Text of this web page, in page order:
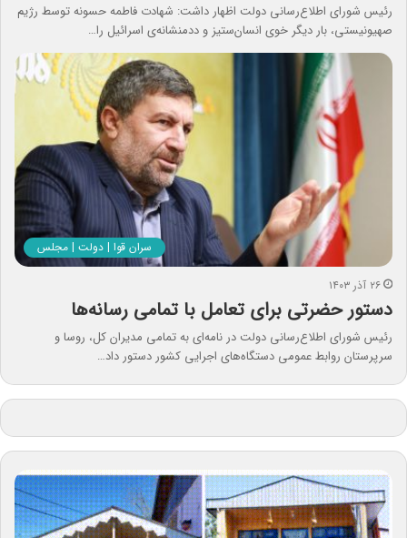
رئیس شورای اطلاع‌رسانی دولت اظهار داشت: شهادت فاطمه حسونه توسط رژیم
صهیونیستی، بار دیگر خوی انسان‌ستیز و ددمنشانه‌ی اسرائیل را…
سران قوا | دولت | مجلس
۲۶ آذر ۱۴۰۳
دستور حضرتی برای تعامل با تمامی رسانه‌ها
رئیس شورای اطلاع‌رسانی دولت در نامه‌ای به تمامی مدیران کل، روسا و
سرپرستان روابط عمومی دستگاه‌های اجرایی کشور دستور داد…